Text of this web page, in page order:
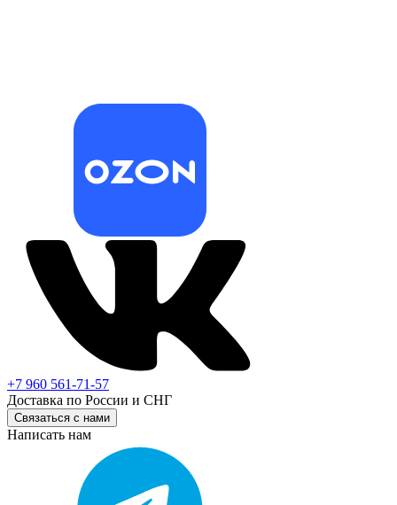
+7 960 561-71-57
Доставка по России и СНГ
Связаться с нами
Написать нам